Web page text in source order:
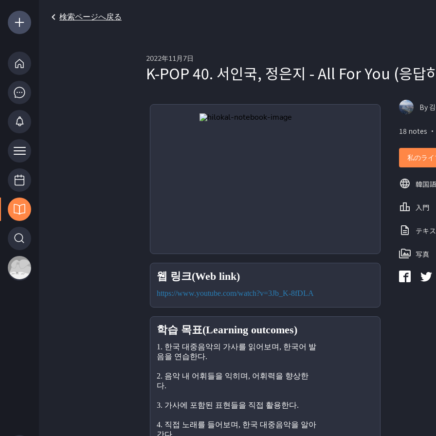
検索ページへ戻る
2022年11月7日
K-POP 40. 서인국, 정은지 - All For You (응답
웹 링크(Web link)
https://www.youtube.com/watch?v=3Jb_K-8fDLA
학습 목표(Learning outcomes)
1. 한국 대중음악의 가사를 읽어보며, 한국어 발
음을 연습한다.
2. 음악 내 어휘들을 익히며, 어휘력을 향상한
다.
3. 가사에 포함된 표현들을 직접 활용한다.
4. 직접 노래를 들어보며, 한국 대중음악을 알아
간다.
By
18 notes
私のラ
韓国語
入門
テキ
写真